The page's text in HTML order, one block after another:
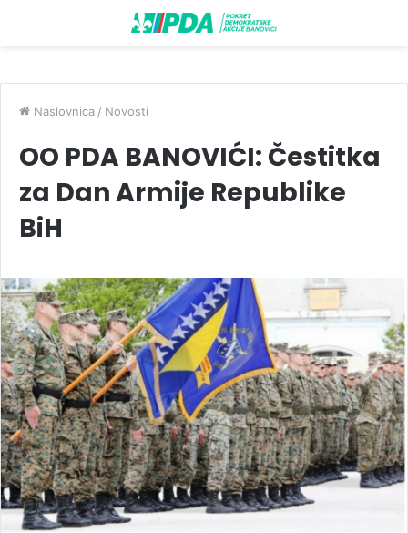
Naslovnica / Novosti
OO PDA BANOVIĆI: Čestitka
za Dan Armije Republike
BiH